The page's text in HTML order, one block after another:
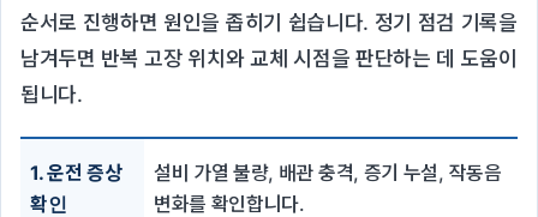
순서로 진행하면 원인을 좁히기 쉽습니다. 정기 점검 기록을
남겨두면 반복 고장 위치와 교체 시점을 판단하는 데 도움이
됩니다.
1. 운전 증상
확인
설비 가열 불량, 배관 충격, 증기 누설, 작동음
변화를 확인합니다.